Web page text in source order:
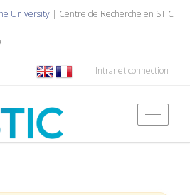
University | Centre de Recherche en STIC
Intranet connection
Toggle